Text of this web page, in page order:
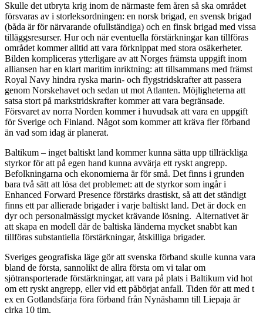
Skulle det utbryta krig inom de närmaste fem åren så ska området
försvaras av i storleksordningen: en norsk brigad, en svensk brigad
(båda är för närvarande ofullständiga) och en finsk brigad med vissa
tilläggsresurser. Hur och när eventuella förstärkningar kan tillföras
området kommer alltid att vara förknippat med stora osäkerheter.
Bilden kompliceras ytterligare av att Norges främsta uppgift inom
alliansen har en klart maritim inriktning: att tillsammans med främst
Royal Navy hindra ryska marin- och flygstridskrafter att passera
genom Norskehavet och sedan ut mot Atlanten. Möjligheterna att
satsa stort på markstridskrafter kommer att vara begränsade.
Försvaret av norra Norden kommer i huvudsak att vara en uppgift
för Sverige och Finland. Något som kommer att kräva fler förband
än vad som idag är planerat.
Baltikum – inget baltiskt land kommer kunna sätta upp tillräckliga
styrkor för att på egen hand kunna avvärja ett ryskt angrepp.
Befolkningarna och ekonomierna är för små. Det finns i grunden
bara två sätt att lösa det problemet: att de styrkor som ingår i
Enhanced Forward Presence förstärks drastiskt, så att det ständigt
finns ett par allierade brigader i varje baltiskt land. Det är dock en
dyr och personalmässigt mycket krävande lösning. Alternativet är
att skapa en modell där de baltiska länderna mycket snabbt kan
tillföras substantiella förstärkningar, åtskilliga brigader.
Sveriges geografiska läge gör att svenska förband skulle kunna vara
bland de första, sannolikt de allra första om vi talar om
sjötransporterade förstärkningar, att vara på plats i Baltikum vid hot
om ett ryskt angrepp, eller vid ett påbörjat anfall. Tiden för att med t
ex en Gotlandsfärja föra förband från Nynäshamn till Liepaja är
cirka 10 tim.